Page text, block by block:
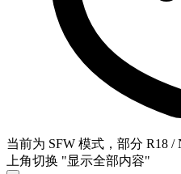
当前为 SFW 模式，部分 R18
上角切换 "显示全部内容"